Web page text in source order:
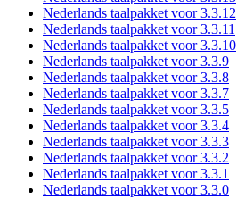
Nederlands taalpakket voor 3.3.12
Nederlands taalpakket voor 3.3.11
Nederlands taalpakket voor 3.3.10
Nederlands taalpakket voor 3.3.9
Nederlands taalpakket voor 3.3.8
Nederlands taalpakket voor 3.3.7
Nederlands taalpakket voor 3.3.5
Nederlands taalpakket voor 3.3.4
Nederlands taalpakket voor 3.3.3
Nederlands taalpakket voor 3.3.2
Nederlands taalpakket voor 3.3.1
Nederlands taalpakket voor 3.3.0